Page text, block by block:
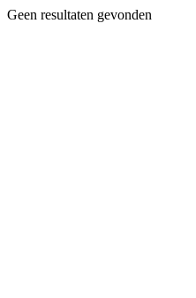
Geen resultaten gevonden